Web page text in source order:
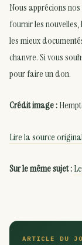
Nous apprécions
fournir les
les mieux
chanvre. Si vous
pour faire un don.
Crédit image :
Lire la source
Sur le même sujet :
ARTICLE DU